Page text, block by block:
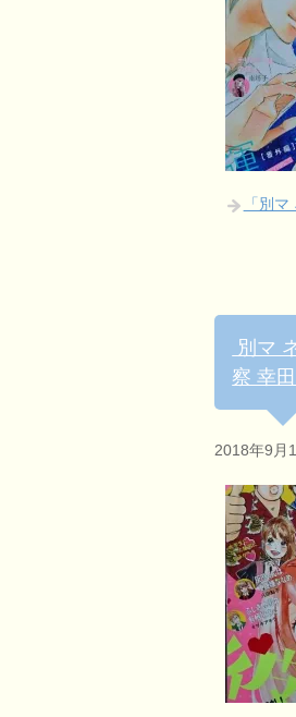
「別
別マ
察 幸
2018年9月